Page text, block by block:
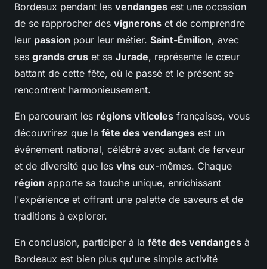
Bordeaux pendant les vendanges est une occasion
de se rapprocher des vignerons et de comprendre
leur passion pour leur métier. Saint-Émilion, avec
ses grands crus et sa Jurade, représente le cœur
battant de cette fête, où le passé et le présent se
rencontrent harmonieusement.
En parcourant les régions viticoles françaises, vous
découvrirez que la fête des vendanges est un
événement national, célébré avec autant de ferveur
et de diversité que les vins eux-mêmes. Chaque
région apporte sa touche unique, enrichissant
l'expérience et offrant une palette de saveurs et de
traditions à explorer.
En conclusion, participer à la fête des vendanges à
Bordeaux est bien plus qu'une simple activité